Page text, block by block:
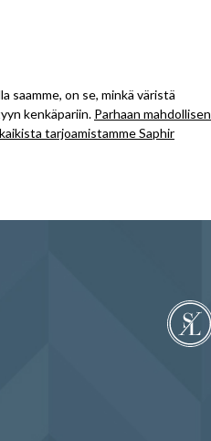
saamme, on se, minkä väristä
kenkäpariin. Parhaan mahdollisen
kaikista tarjoamistamme Saphir